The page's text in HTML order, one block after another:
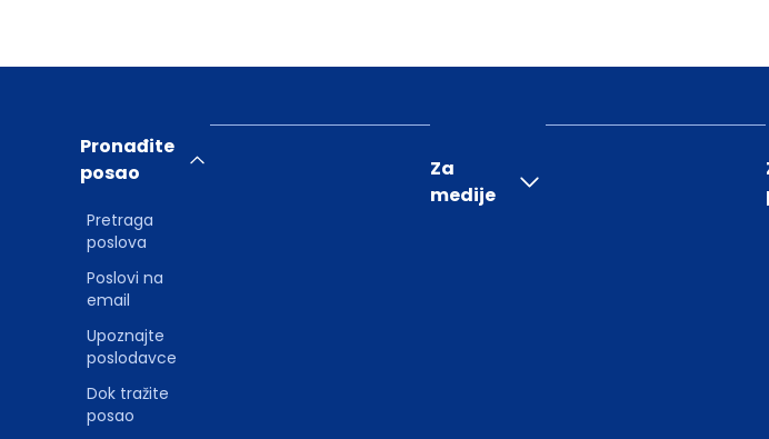
Pronađite
posao
Pretraga
poslova
Poslovi na
email
Upoznajte
poslodavce
Dok tražite
posao
Za
medije